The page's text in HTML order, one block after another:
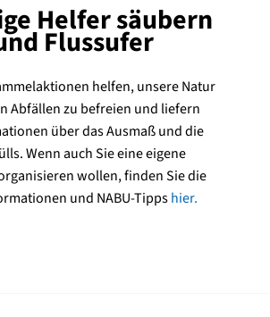
Helfer säubern
Flussufer
helfen, unsere Natur
Abfällen zu befreien und liefern
über das Ausmaß und die
Wenn auch Sie eine eigene
wollen, finden Sie die
und NABU-Tippshier.